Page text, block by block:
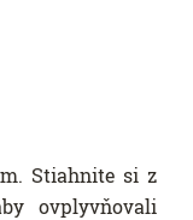
Stiahnite si z
ovplyvňovali